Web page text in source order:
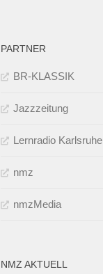
PARTNER
BR-KLASSIK
Jazzzeitung
Lernradio Karlsruhe
nmz
nmzMedia
NMZ AKTUELL